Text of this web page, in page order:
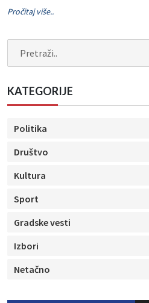
Pročitaj više..
KATEGORIJE
Politika
Društvo
Kultura
Sport
Gradske vesti
Izbori
Netačno